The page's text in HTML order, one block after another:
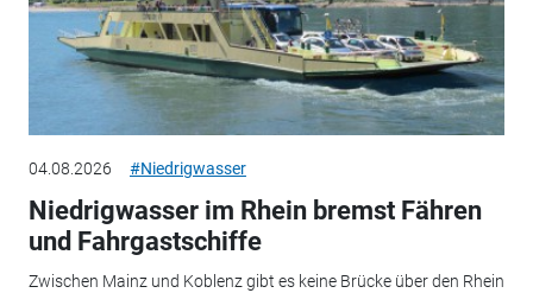
04.08.2026 #Niedrigwasser
Niedrigwasser im Rhein bremst Fähren
und Fahrgastschiffe
Zwischen Mainz und Koblenz gibt es keine Brücke über den Rhein